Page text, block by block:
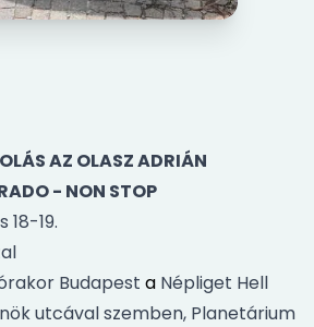
AZ OLASZ ADRIÁN
- NON STOP
18-19.
Budapest a Népliget Hell
utcával szemben, Planetárium